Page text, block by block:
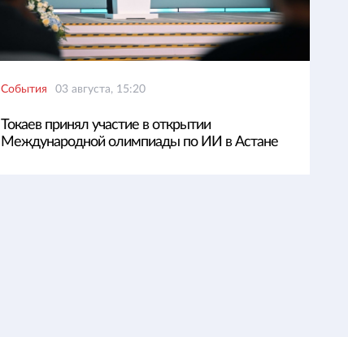
События 03 августа, 15:20
Токаев принял участие в открытии
Международной олимпиады по ИИ в Астане